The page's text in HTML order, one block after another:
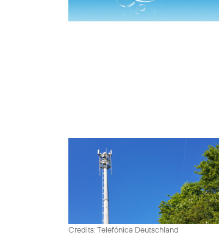
Credits: Telefónica Deutschland